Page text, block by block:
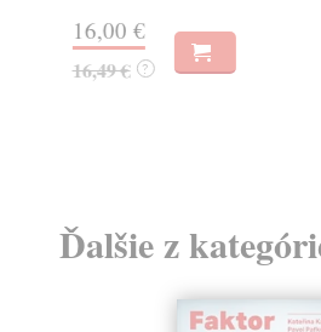
16,00 €
16,49 € ?
Ďalšie z